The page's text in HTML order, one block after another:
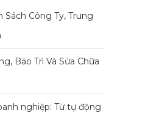
Sách Công Ty, Trung
Bảo Trì Và Sửa Chữa
nghiệp: Từ tự động